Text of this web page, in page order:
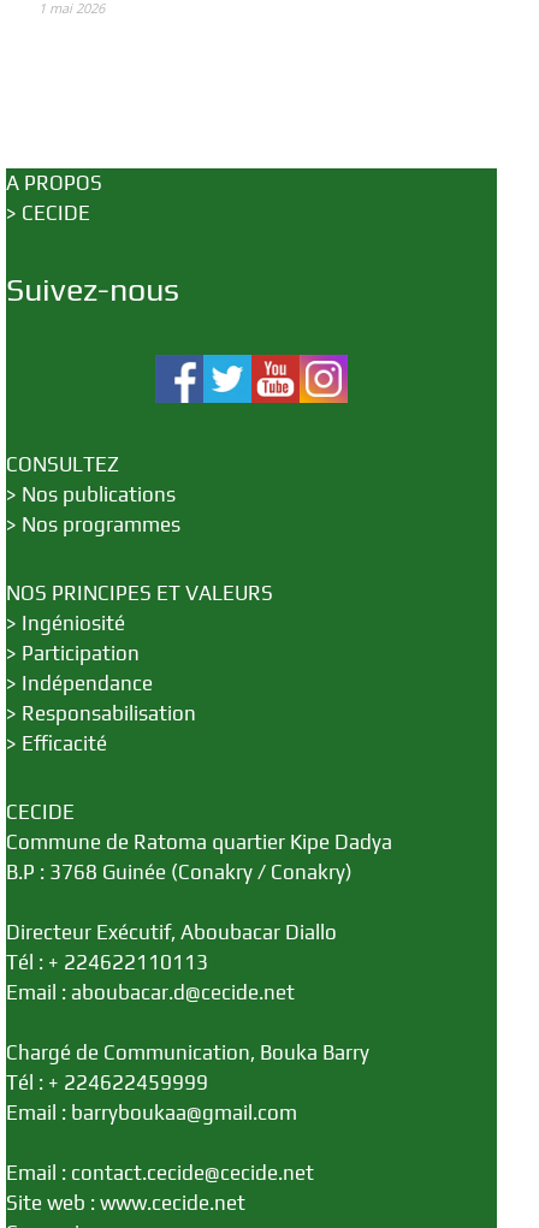
1 mai 2026
A PROPOS
> CECIDE
Suivez-nous
CONSULTEZ
> Nos publications
> Nos programmes
NOS PRINCIPES ET VALEURS
> Ingéniosité
> Participation
> Indépendance
> Responsabilisation
> Efficacité
CECIDE
Commune de Ratoma quartier Kipe Dadya
B.P : 3768 Guinée (Conakry / Conakry)
Directeur Exécutif, Aboubacar Diallo
Tél : + 224622110113
Email : aboubacar.d@cecide.net
Chargé de Communication, Bouka Barry
Tél : + 224622459999
Email : barryboukaa@gmail.com
Email : contact.cecide@cecide.net
Site web : www.cecide.net